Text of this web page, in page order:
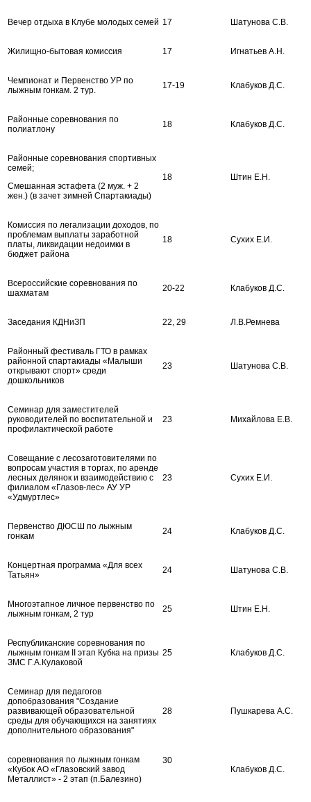
Вечер отдыха в Клубе молодых семей 17 Шатунова С.В.
Жилищно-бытовая комиссия 17 Игнатьев А.Н.
Чемпионат и Первенство УР по
лыжным гонкам. 2 тур.
17-19 Клабуков Д.С.
Районные соревнования по
полиатлону
18 Клабуков Д.С.
Районные соревнования спортивных
семей;
Смешанная эстафета (2 муж. + 2
жен.) (в зачет зимней Спартакиады)
18 Штин Е.Н.
Комиссия по легализации доходов, по
проблемам выплаты заработной
платы, ликвидации недоимки в
бюджет района
18 Сухих Е.И.
Всероссийские соревнования по
шахматам
20-22 Клабуков Д.С.
Заседания КДНиЗП 22, 29 Л.В.Ремнева
Районный фестиваль ГТО в рамках
районной спартакиады «Малыши
открывают спорт» среди
дошкольников
23 Шатунова С.В.
Семинар для заместителей
руководителей по воспитательной и
профилактической работе
23 Михайлова Е.В.
Совещание с лесозаготовителями по
вопросам участия в торгах, по аренде
лесных делянок и взаимодействию с
филиалом «Глазов-лес» АУ УР
«Удмуртлес»
23 Сухих Е.И.
Первенство ДЮСШ по лыжным
гонкам
24 Клабуков Д.С.
Концертная программа «Для всех
Татьян»
24 Шатунова С.В.
Многоэтапное личное первенство по
лыжным гонкам, 2 тур
25 Штин Е.Н.
Республиканские соревнования по
лыжным гонкам II этап Кубка на призы
ЗМС Г.А.Кулаковой
25 Клабуков Д.С.
Семинар для педагогов
допобразования "Создание
развивающей образовательной
среды для обучающихся на занятиях
дополнительного образования"
28 Пушкарева А.С.
соревнования по лыжным гонкам
«Кубок АО «Глазовский завод
Металлист» - 2 этап (п.Балезино)
30
Клабуков Д.С.